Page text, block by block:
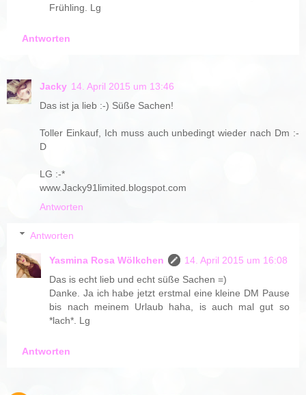
Frühling. Lg
Antworten
Jacky 14. April 2015 um 13:46
Das ist ja lieb :-) Süße Sachen!
Toller Einkauf, Ich muss auch unbedingt wieder nach Dm :-
D
LG :-*
www.Jacky91limited.blogspot.com
Antworten
Antworten
Yasmina Rosa Wölkchen
14. April 2015 um 16:08
Das is echt lieb und echt süße Sachen =)
Danke. Ja ich habe jetzt erstmal eine kleine DM Pause
bis nach meinem Urlaub haha, is auch mal gut so
*lach*. Lg
Antworten